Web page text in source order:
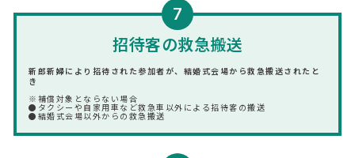
7
招待客の救急搬送
新郎新婦により招待された参加者が、結婚式会場から救急搬送されたと
き
※補償対象とならない場合
●タクシーや自家用車など救急車以外による招待客の搬送
●結婚式会場以外からの救急搬送